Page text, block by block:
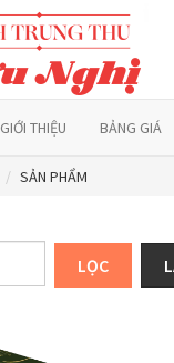
GIỚI THIỆU BẢNG GIÁ
SẢN PHẨM